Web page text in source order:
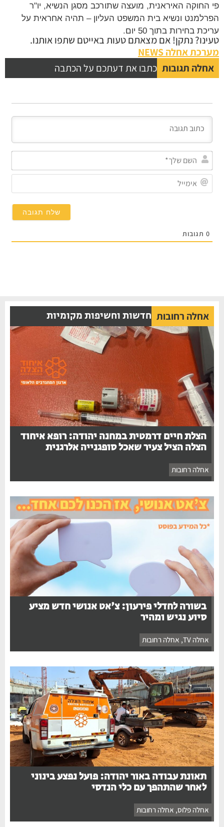
פי החוקה האיראנית, מועצה שתורכב מסגן הנשיא, יו"ר
הפרלמנט ונשיא בית המשפט העליון – תהיה אחראית על
עריכת בחירות בתוך 50 יום.
טעינו? נתקן! אם מצאתם טעות באייטם שתפו אותנו.
מערכת אחלה NEWS
אחלה תגובות כתבו את דעתכם על הכתבה
0תגובות
אחלה רחובות חדשות וחשיפות מקומיות
הצלת חיים דרמטית במחנה יהודה: רופא איחוד
הצלה הציל צעיר שאכל סופגנייה אלרגנית
אחלה רחובות
בשורה לחדלי פירעון: צ'אט אנושי חדש מציע
סיוע נגיש ומהיר
אחלה TV , אחלה רחובות
תאונת עבודה באור יהודה: פועל נפצע בינוני
לאחר שהתהפך עם כלי הנדסי
אחלה פלוס, אחלה רחובות